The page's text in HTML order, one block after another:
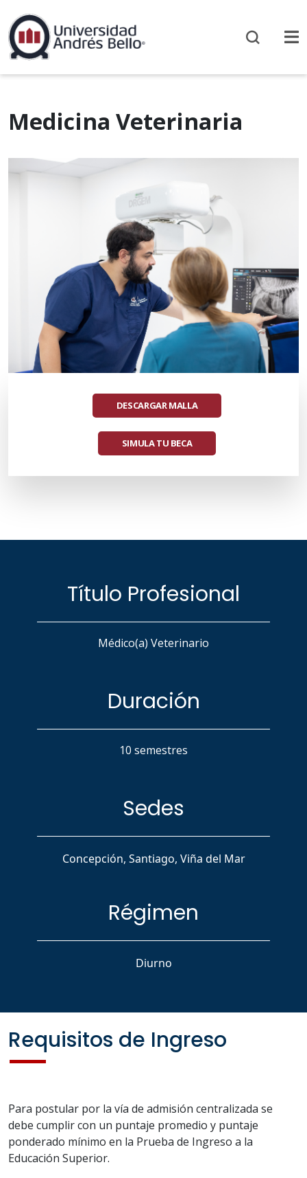
Medicina Veterinaria
DESCARGAR MALLA
SIMULA TU BECA
Título Profesional
Médico(a) Veterinario
Duración
10 semestres
Sedes
Concepción, Santiago, Viña del Mar
Régimen
Diurno
Requisitos de Ingreso
Para postular por la vía de admisión centralizada se
debe cumplir con un puntaje promedio y puntaje
ponderado mínimo en la Prueba de Ingreso a la
Educación Superior.